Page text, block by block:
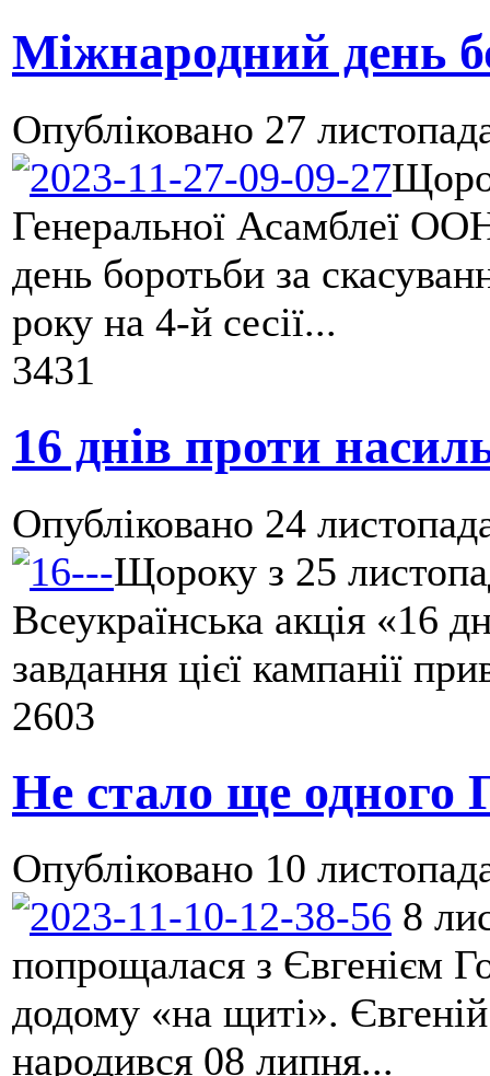
Міжнародний день
Опубліковано 27
Генеральної Асамблеї
день боротьби за
року на 4-й сесії...
3431
16 днів проти
Опубліковано 24
Щороку з 25
Всеукраїнська акція «16
завдання цієї кампанії
2603
Не стало ще одного
Опубліковано 10
8
попрощалася з Євгенієм
додому «на щиті».
народився 08 липня...